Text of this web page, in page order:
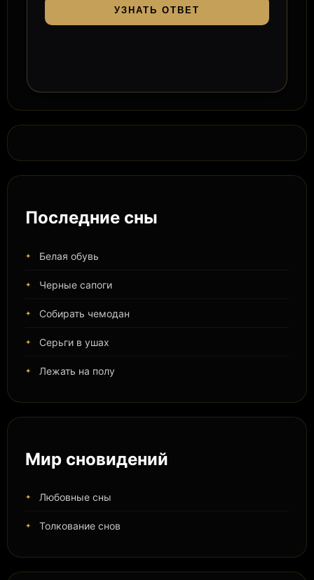
УЗНАТЬ ОТВЕТ
Последние сны
Белая обувь
Черные сапоги
Собирать чемодан
Серьги в ушах
Лежать на полу
Мир сновидений
Любовные сны
Толкование снов